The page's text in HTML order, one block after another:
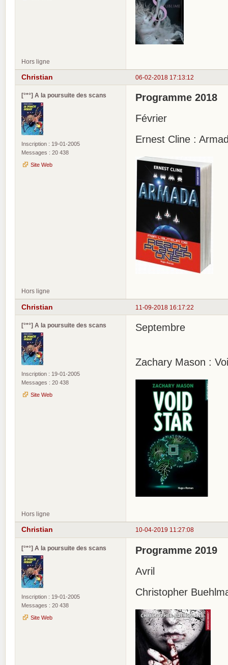
Hors ligne
06-02-2018 17:13:12
Christian
[°*°] A la poursuite des scans
Inscription : 19-01-2005
Messages : 20 438
Site Web
Programme 2018
Février
Ernest Cline :
Hors ligne
11-09-2018 16:17:22
Christian
[°*°] A la poursuite des scans
Inscription : 19-01-2005
Messages : 20 438
Site Web
Septembre
Zachary Mason :
Hors ligne
10-04-2019 11:27:08
Christian
[°*°] A la poursuite des scans
Inscription : 19-01-2005
Messages : 20 438
Site Web
Programme 2019
Avril
Christopher